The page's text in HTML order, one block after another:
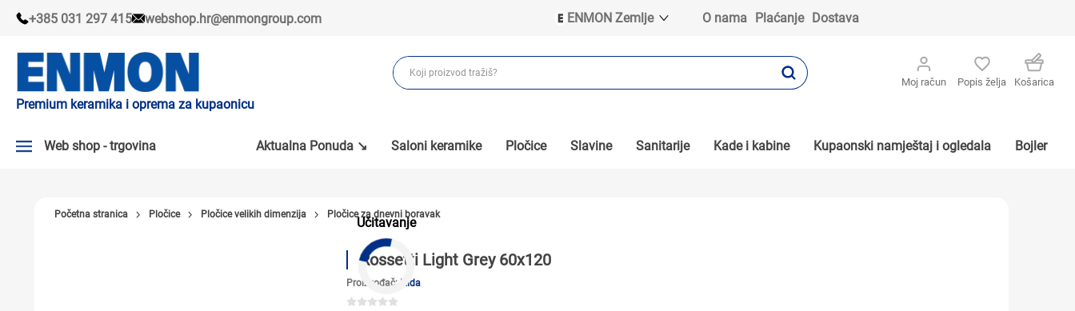
+385 031 297 415 webshop.hr@enmongroup.com
ENMON Zemlje
ENMON BIH
ENMON MKD
O nama Plaćanje Dostava
Premium keramika i oprema za kupaonicu
Moj račun Popis želja Košarica
Web shop - trgovina Aktualna Ponuda ↘ Saloni keramike Pločice Slavine Sanitarije Kade i kabine Kupaonski namještaj i ogledala Bojler
Učitavanje
Početna stranica Pločice Pločice velikih dimenzija Pločice za dnevni boravak
Rossetti Light Grey 60x120
Proizvođač: Izida